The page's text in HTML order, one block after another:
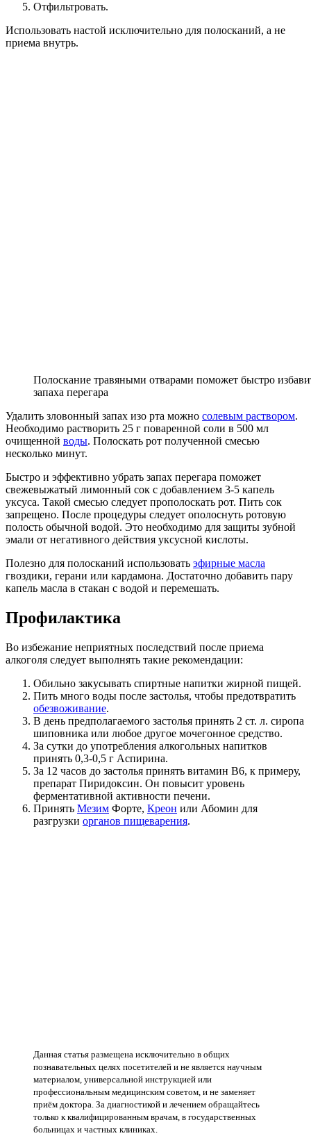
Отфильтровать.
Использовать настой исключительно для полосканий, а не
приема внутрь.
Полоскание травяными отварами поможет быстро
запаха перегара
Удалить зловонный запах изо рта можно солевым раствором.
Необходимо растворить 25 г поваренной соли в 500 мл
очищенной воды. Полоскать рот полученной смесью
несколько минут.
Быстро и эффективно убрать запах перегара поможет
свежевыжатый лимонный сок с добавлением 3-5 капель
уксуса. Такой смесью следует прополоскать рот. Пить сок
запрещено. После процедуры следует ополоснуть ротовую
полость обычной водой. Это необходимо для защиты зубной
эмали от негативного действия уксусной кислоты.
Полезно для полосканий использовать эфирные масла
гвоздики, герани или кардамона. Достаточно добавить пару
капель масла в стакан с водой и перемешать.
Профилактика
Во избежание неприятных последствий после приема
алкоголя следует выполнять такие рекомендации:
Обильно закусывать спиртные напитки жирной пищей.
Пить много воды после застолья, чтобы предотвратить
обезвоживание.
В день предполагаемого застолья принять 2 ст. л. сиропа
шиповника или любое другое мочегонное средство.
За сутки до употребления алкогольных напитков
принять 0,3-0,5 г Аспирина.
За 12 часов до застолья принять витамин B6, к примеру,
препарат Пиридоксин. Он повысит уровень
ферментативной активности печени.
Принять Мезим Форте, Креон или Абомин для
разгрузки органов пищеварения.
Данная статья размещена исключительно в общих
познавательных целях посетителей и не является научным
материалом, универсальной инструкцией или
профессиональным медицинским советом, и не заменяет
приём доктора. За диагностикой и лечением обращайтесь
только к квалифицированным врачам, в государственных
больницах и частных клиниках.